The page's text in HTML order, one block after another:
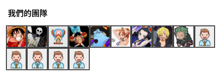
我們的團隊